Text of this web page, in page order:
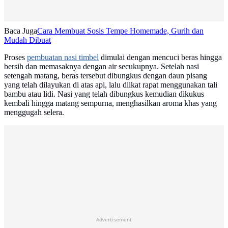
Baca JugaCara Membuat Sosis Tempe Homemade, Gurih dan
Mudah Dibuat
Proses pembuatan nasi timbel dimulai dengan mencuci beras hingga
bersih dan memasaknya dengan air secukupnya. Setelah nasi
setengah matang, beras tersebut dibungkus dengan daun pisang
yang telah dilayukan di atas api, lalu diikat rapat menggunakan tali
bambu atau lidi. Nasi yang telah dibungkus kemudian dikukus
kembali hingga matang sempurna, menghasilkan aroma khas yang
menggugah selera.
Advertisement